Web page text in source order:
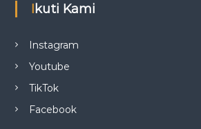
Ikuti Kami
Instagram
Youtube
TikTok
Facebook